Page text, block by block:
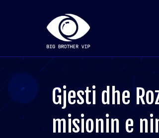
Gjesti dhe
misionin e